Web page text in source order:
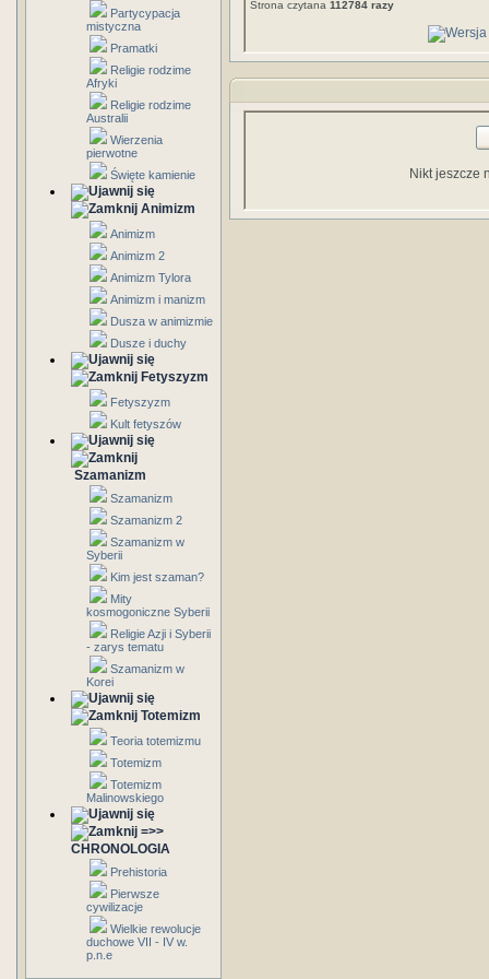
Partycypacja
mistyczna
Pramatki
Religie rodzime
Afryki
Religie rodzime
Australii
Wierzenia
pierwotne
Święte kamienie
Animizm
Animizm
Animizm 2
Animizm Tylora
Animizm i manizm
Dusza w animizmie
Dusze i duchy
Fetyszyzm
Fetyszyzm
Kult fetyszów
Szamanizm
Szamanizm
Szamanizm 2
Szamanizm w
Syberii
Kim jest szaman?
Mity
kosmogoniczne Syberii
Religie Azji i Syberii
- zarys tematu
Szamanizm w
Korei
Totemizm
Teoria totemizmu
Totemizm
Totemizm
Malinowskiego
=>>
CHRONOLOGIA
Prehistoria
Pierwsze
cywilizacje
Wielkie rewolucje
duchowe VII - IV w.
p.n.e
Strona czytana 112784 razy
Nikt jeszcze